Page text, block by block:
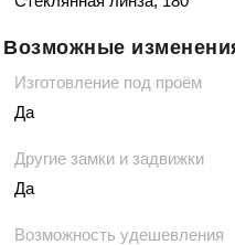
Возможные
Изготовление под проём
Да
Другие замки и задвижки
Да
Возможность удешевления